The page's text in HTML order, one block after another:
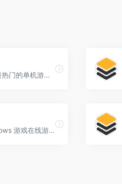
一个专注于提供最新、最全、最热门的单机游戏资源的平台。
一个专注于 经典 DOS 与 Windows 游戏在线游玩 的网站。